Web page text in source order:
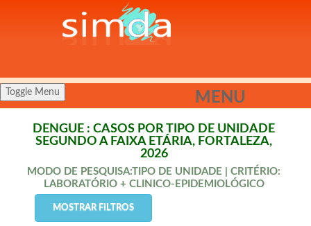
Toggle Menu MENU
DENGUE : CASOS POR TIPO DE UNIDADE
SEGUNDO A FAIXA ETÁRIA, FORTALEZA,
2026
MODO DE PESQUISA:TIPO DE UNIDADE | CRITÉRIO:
LABORATÓRIO + CLINICO-EPIDEMIOLÓGICO
MOSTRAR FILTROS